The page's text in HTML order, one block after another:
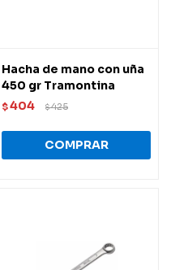
Hacha de mano con uña
450 gr Tramontina
$404 $425